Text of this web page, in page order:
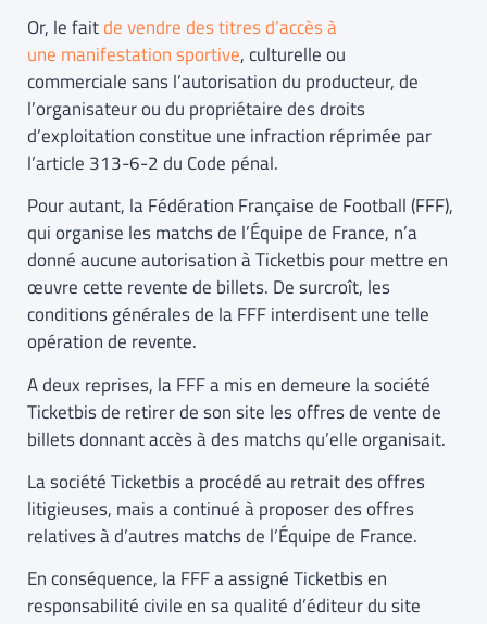
Or, le faitde vendre des titres d’accès à
une manifestation sportive, culturelle ou
commerciale sans l’autorisation du producteur, de
l’organisateur ou du propriétaire des droits
d’exploitation constitue une infraction réprimée par
l’article 313-6-2 du Code pénal.
Pour autant, la Fédération Française de Football (FFF),
qui organise les matchs de l’Équipe de France, n’a
donné aucune autorisation à Ticketbis pour mettre en
œuvre cette revente de billets. De surcroît, les
conditions générales de la FFF interdisent une telle
opération de revente.
A deux reprises, la FFF a mis en demeure la société
Ticketbis de retirer de son site les offres de vente de
billets donnant accès à des matchs qu’elle organisait.
La société Ticketbis a procédé au retrait des offres
litigieuses, mais a continué à proposer des offres
relatives à d’autres matchs de l’Équipe de France.
En conséquence, la FFF a assigné Ticketbis en
responsabilité civile en sa qualité d’éditeur du site